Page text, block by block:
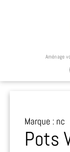
Aménage
Marque : nc
Pots